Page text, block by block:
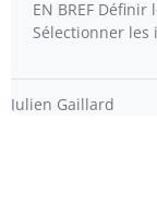
EN BREF
Sélectionner
Julien Gaillard